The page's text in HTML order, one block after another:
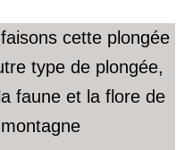
cette plongée
type de plongée,
faune et la flore de